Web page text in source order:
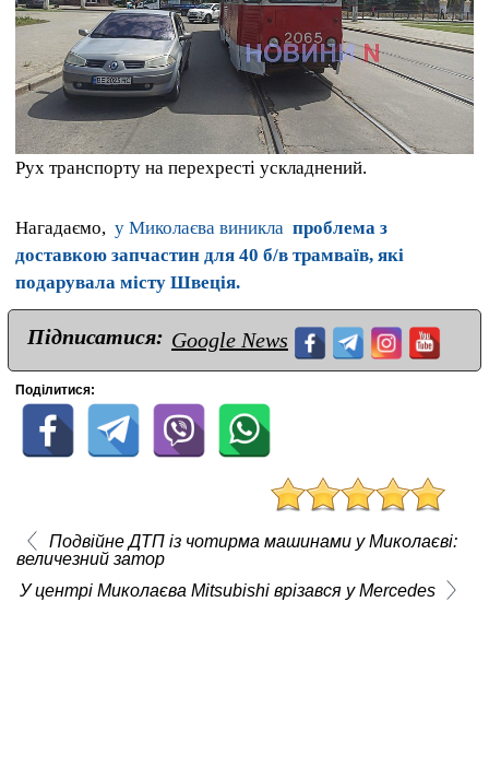
Рух транспорту на перехресті ускладнений.
Нагадаємо, у Миколаєва виникла проблема з
доставкою запчастин для 40 б/в трамваїв, які
подарувала місту Швеція.
Підписатися: Google News
Поділитися:
Подвійне ДТП із чотирма машинами у Миколаєві:
величезний затор
У центрі Миколаєва Mitsubishi врізався у Mercedes